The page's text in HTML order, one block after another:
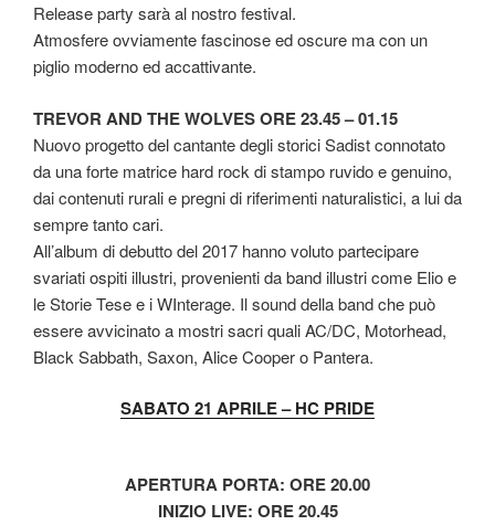
Release party sarà al nostro festival.
Atmosfere ovviamente fascinose ed oscure ma con un
piglio moderno ed accattivante.
TREVOR AND THE WOLVES ORE 23.45 – 01.15
Nuovo progetto del cantante degli storici Sadist connotato
da una forte matrice hard rock di stampo ruvido e genuino,
dai contenuti rurali e pregni di riferimenti naturalistici, a lui da
sempre tanto cari.
All’album di debutto del 2017 hanno voluto partecipare
svariati ospiti illustri, provenienti da band illustri come Elio e
le Storie Tese e i WInterage. Il sound della band che può
essere avvicinato a mostri sacri quali AC/DC, Motorhead,
Black Sabbath, Saxon, Alice Cooper o Pantera.
SABATO 21 APRILE – HC PRIDE
APERTURA PORTA: ORE 20.00
INIZIO LIVE: ORE 20.45